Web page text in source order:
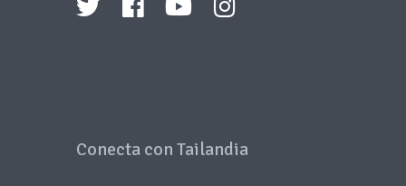
Conecta con Tailandia